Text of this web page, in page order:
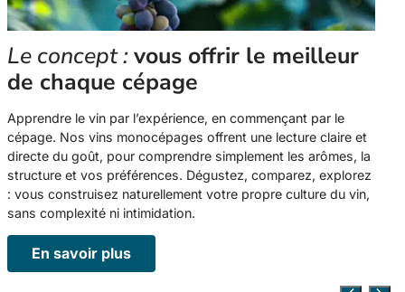
Le concept :vous offrir le meilleur
de chaque cépage
Apprendre le vin par l’expérience, en commençant par le
cépage. Nos vins monocépages offrent une lecture claire et
directe du goût, pour comprendre simplement les arômes, la
structure et vos préférences. Dégustez, comparez, explorez
: vous construisez naturellement votre propre culture du vin,
sans complexité ni intimidation.
En savoir plus